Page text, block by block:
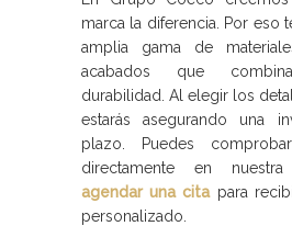
marca la diferencia. Por eso
amplia gama de
acabados que
durabilidad. Al elegir los
estarás asegurando una
plazo. Puedes
directamente en
agendar una citapara
personalizado.